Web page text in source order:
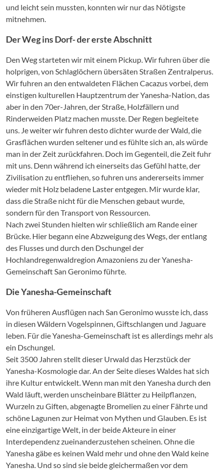
und leicht sein mussten, konnten wir nur das Nötigste
mitnehmen.
Der Weg ins Dorf- der erste Abschnitt
Den Weg starteten wir mit einem Pickup. Wir fuhren über die
holprigen, von Schlaglöchern übersäten Straßen Zentralperus.
Wir fuhren an den entwaldeten Flächen Cacazus vorbei, dem
einstigen kulturellen Hauptzentrum der Yanesha-Nation, das
aber in den 70er-Jahren, der Straße, Holzfällern und
Rinderweiden Platz machen musste. Der Regen begleitete
uns. Je weiter wir fuhren desto dichter wurde der Wald, die
Grasflächen wurden seltener und es fühlte sich an, als würde
man in der Zeit zurückfahren. Doch im Gegenteil, die Zeit fuhr
mit uns. Denn während ich einerseits das Gefühl hatte, der
Zivilisation zu entfliehen, so fuhren uns andererseits immer
wieder mit Holz beladene Laster entgegen. Mir wurde klar,
dass die Straße nicht für die Menschen gebaut wurde,
sondern für den Transport von Ressourcen.
Nach zwei Stunden hielten wir schließlich am Rande einer
Brücke. Hier begann eine Abzweigung des Wegs, der entlang
des Flusses und durch den Dschungel der
Hochlandregenwaldregion Amazoniens zu der Yanesha-
Gemeinschaft San Geronimo führte.
Die Yanesha-Gemeinschaft
Von früheren Ausflügen nach San Geronimo wusste ich, dass
in diesen Wäldern Vogelspinnen, Giftschlangen und Jaguare
leben. Für die Yanesha-Gemeinschaft ist es allerdings mehr als
ein Dschungel.
Seit 3500 Jahren stellt dieser Urwald das Herzstück der
Yanesha-Kosmologie dar. An der Seite dieses Waldes hat sich
ihre Kultur entwickelt. Wenn man mit den Yanesha durch den
Wald läuft, werden unscheinbare Blätter zu Heilpflanzen,
Wurzeln zu Giften, abgenagte Bromelien zu einer Fährte und
schöne Lagunen zur Heimat von Mythen und Glauben. Es ist
eine einzigartige Welt, in der beide Akteure in einer
Interdependenz zueinanderzustehen scheinen. Ohne die
Yanesha gäbe es keinen Wald mehr und ohne den Wald keine
Yanesha. Und so sind sie beide gleichermaßen vor dem